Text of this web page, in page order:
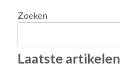
Zoeken
Laatste artikelen